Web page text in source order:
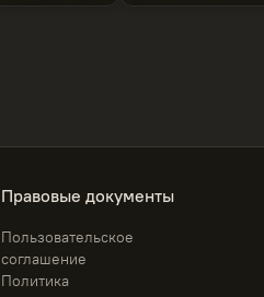
Правовые документы
Пользовательское
соглашение
Политика